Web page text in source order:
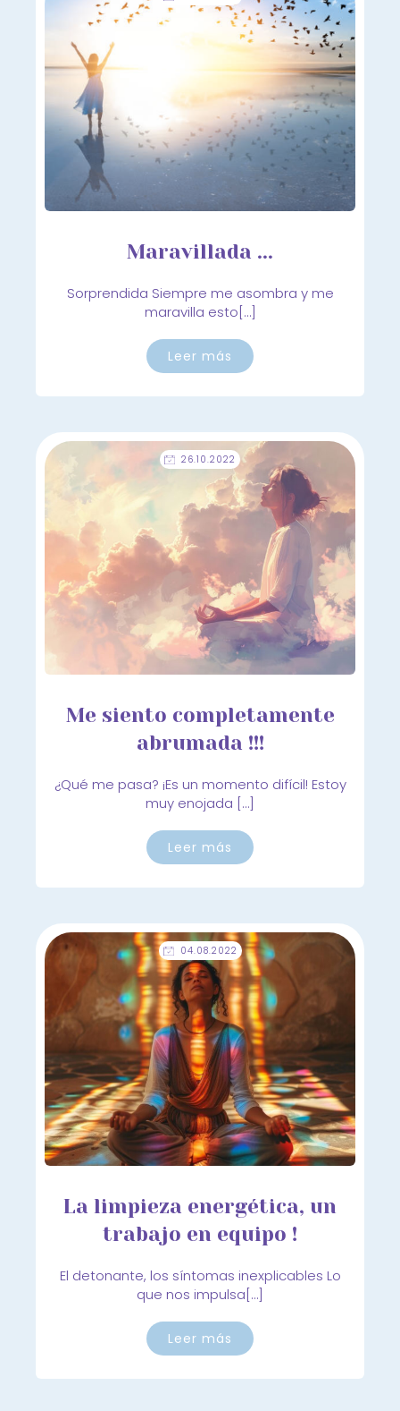
Maravillada ...
Sorprendida Siempre me asombra y me
maravilla esto[…]
Leer más
26.10.2022
Me siento completamente
abrumada !!!
¿Qué me pasa? ¡Es un momento difícil! Estoy
muy enojada […]
Leer más
04.08.2022
La limpieza energética, un
trabajo en equipo !
El detonante, los síntomas inexplicables Lo
que nos impulsa[…]
Leer más